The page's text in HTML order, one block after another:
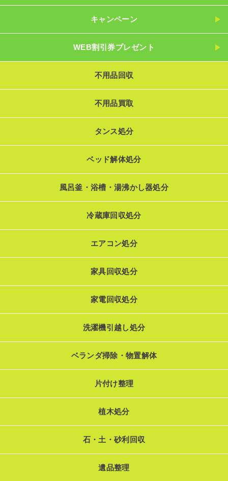
キャンペーン
WEB割引券プレゼント
不用品回収
不用品買取
タンス処分
ベッド解体処分
風呂釜・浴槽・湯沸かし器処分
冷蔵庫回収処分
エアコン処分
家具回収処分
家電回収処分
洗濯機引越し処分
ベランダ掃除・物置解体
片付け整理
植木処分
石・土・砂利回収
遺品整理